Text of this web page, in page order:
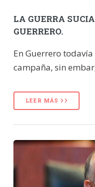
LA GUERRA
GUERRERO.
En Guerrero
campaña, sin
LEER MÁS